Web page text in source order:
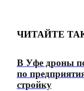
ЧИТАЙТЕ
В Уфе дроны
по
стройку